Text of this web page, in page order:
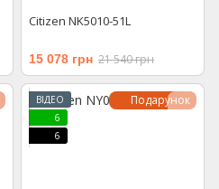
Citizen NK5010-51L
15 078 грн 21 540 грн
Подарунок
ВІДЕО
6
6